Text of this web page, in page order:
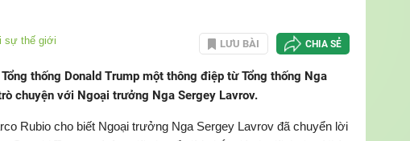
sự thế giới LƯU BÀI CHIA SẺ
thống Donald Trump một thông điệp từ Tổng thống Nga
chuyện với Ngoại trưởng Nga Sergey Lavrov.
Rubio cho biết Ngoại trưởng Nga Sergey Lavrov đã chuyển lời